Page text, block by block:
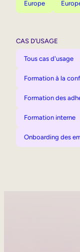
Europe
CAS D’USAGE
Tous cas d'usage
Formation à la
Formation des
Formation interne
Onboarding des